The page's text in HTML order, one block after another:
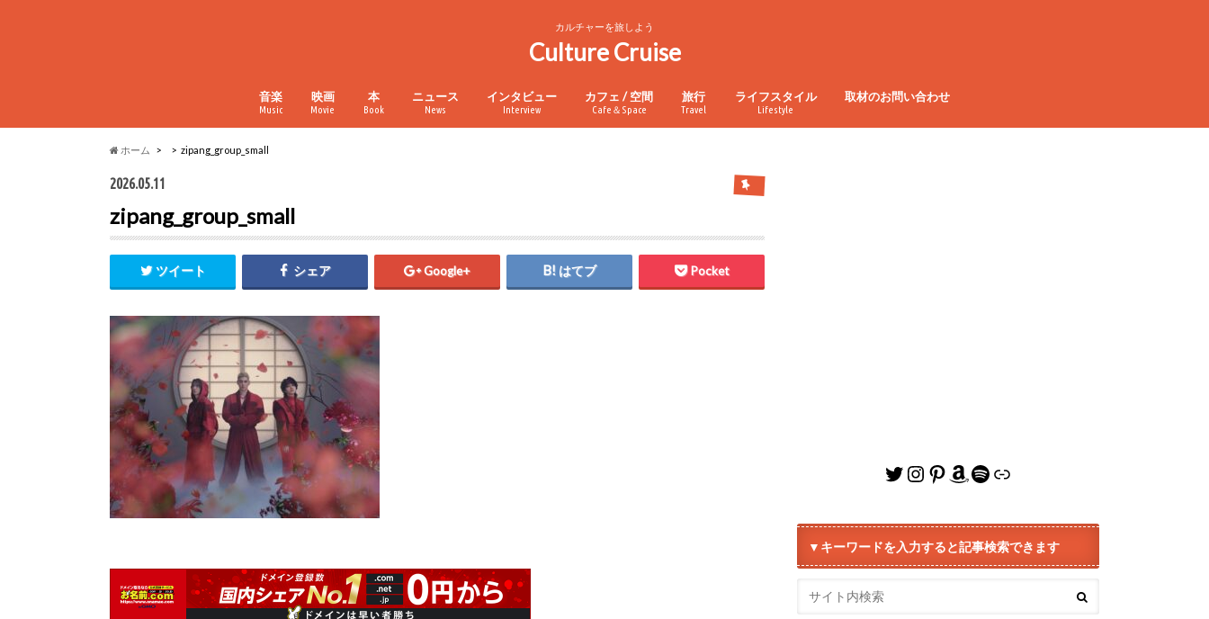
カルチャーを旅しよう
Culture Cruise
音楽
Music
映画
Movie
本
Book
ニュース
News
インタビュー
Interview
カフェ / 空間
Cafe＆Space
旅行
Travel
ライフスタイル
Lifestyle
取材のお問い合わせ
ホーム zipang_group_small
2026.05.11
zipang_group_small
ツイート シェア Google+ はてブ Pocket
Twitter
Instagram
Pinterest
Amazon
Spotify
リンク
▼キーワードを入力すると記事検索できます